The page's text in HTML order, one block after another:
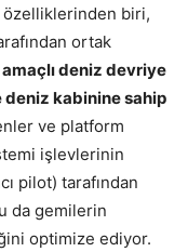
biri,
ortak
amaçlı deniz devriye
kabinine sahip
ve platform
işlevlerinin
pilot) tarafından
da gemilerin
optimize ediyor.